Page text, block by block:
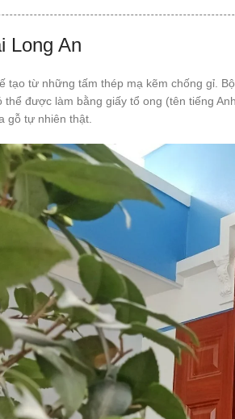
Long An
tạo từ những tấm thép mạ kẽm chống gỉ.
thể được làm bằng giấy tổ ong (tên tiếng
gỗ tự nhiên thật.